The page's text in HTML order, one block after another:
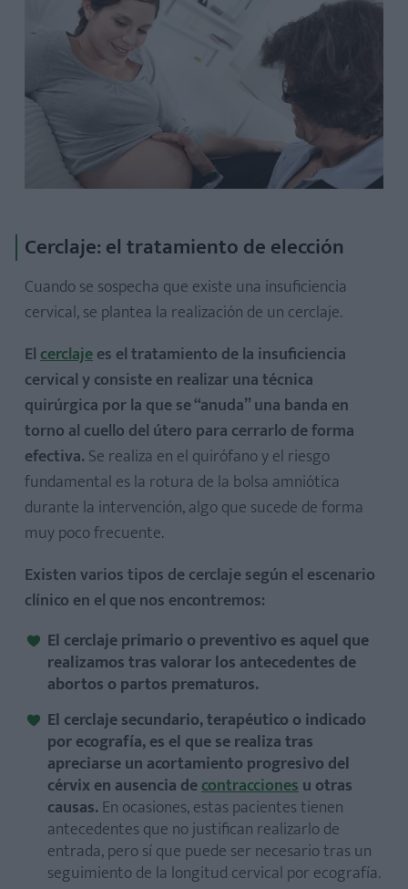
Cerclaje: el tratamiento de elección
Cuando se sospecha que existe una insuficiencia
cervical, se plantea la realización de un cerclaje.
Elcerclajees el tratamiento de la insuficiencia
cervical y consiste en realizar una técnica
quirúrgica por la que se “anuda” una banda en
torno al cuello del útero para cerrarlo de forma
efectiva. Se realiza en el quirófano y el riesgo
fundamental es la rotura de la bolsa amniótica
durante la intervención, algo que sucede de forma
muy poco frecuente.
Existen varios tipos de cerclaje según el escenario
clínico en el que nos encontremos:
El cerclaje primario o preventivo es aquel que
realizamos tras valorar los antecedentes de
abortos o partos prematuros.
El cerclaje secundario, terapéutico o indicado
por ecografía, es el que se realiza tras
apreciarse un acortamiento progresivo del
cérvix en ausencia decontraccionesu otras
causas.En ocasiones, estas pacientes tienen
antecedentes que no justifican realizarlo de
entrada, pero sí que puede ser necesario tras un
seguimiento de la longitud cervical por ecografía.